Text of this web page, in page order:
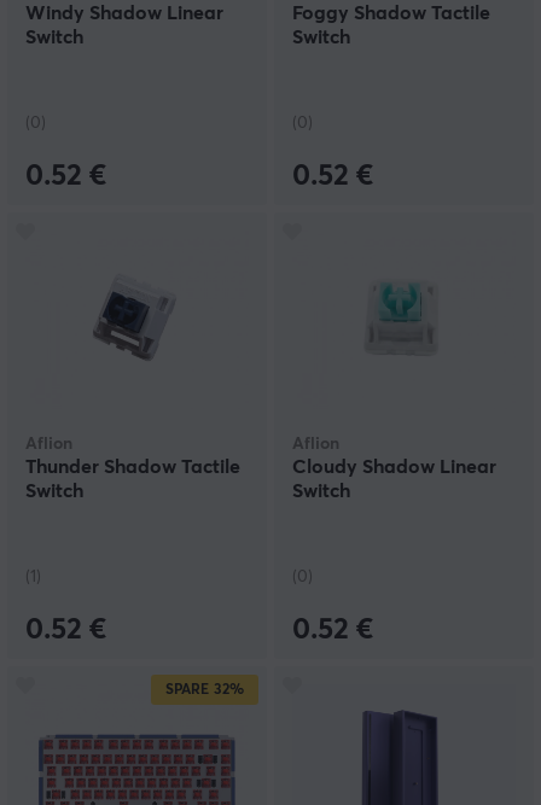
Windy Shadow Linear
Switch
(0)
0.52 €
Foggy Shadow Tactile
Switch
(0)
0.52 €
Aflion
Thunder Shadow Tactile
Switch
(1)
0.52 €
Aflion
Cloudy Shadow Linear
Switch
(0)
0.52 €
SPARE 32%